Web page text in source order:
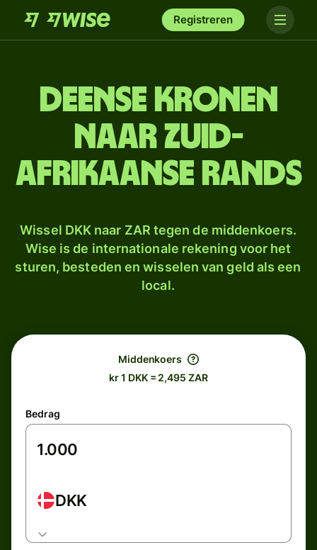
Registreren
Deense kronen
naar Zuid-
Afrikaanse rands
Wissel DKK naar ZAR tegen de middenkoers.
Wise is de internationale rekening voor het
sturen, besteden en wisselen van geld als een
local.
Middenkoers
kr 1 DKK = 2,495 ZAR
Bedrag
DKK